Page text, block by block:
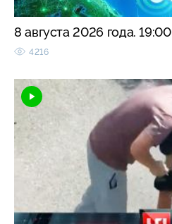
8 августа 2026 года. 19:00
4216